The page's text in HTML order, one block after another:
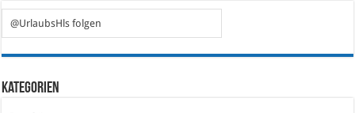
@UrlaubsHls folgen
Kategorien